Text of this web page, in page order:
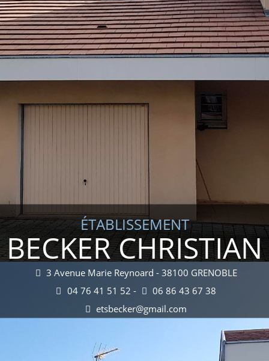
ÉTABLISSEMENT
BECKER CHRISTIAN
3 Avenue Marie Reynoard - 38100 GRENOBLE
04 76 41 51 52 -
06 86 43 67 38
etsbecker@gmail.com